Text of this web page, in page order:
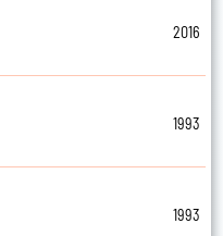
2016
1993
1993